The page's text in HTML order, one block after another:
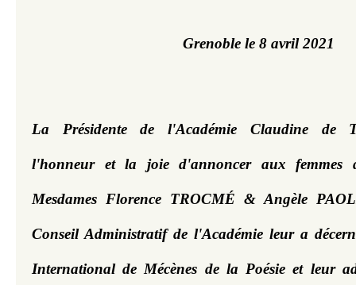
Grenoble le 8 avril 2021
La Présidente de l'Académie Claudine de
l'honneur et la joie d'annoncer aux femmes
Mesdames Florence TROCMÉ & Angèle
Conseil Administratif de l'Académie leur a
International de Mécènes de la Poésie et leur